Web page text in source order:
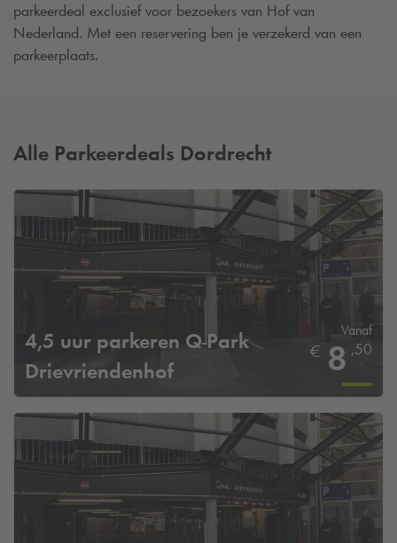
parkeerdeal exclusief voor bezoekers van Hof van
Nederland. Met een reservering ben je verzekerd van een
parkeerplaats.
Alle Parkeerdeals Dordrecht
4,5 uur parkeren Q-Park
Drievriendenhof
Vanaf
€ 8 ,50